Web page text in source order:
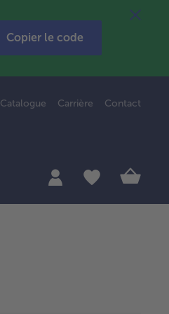
Copier le code
Catalogue Carrière Contact